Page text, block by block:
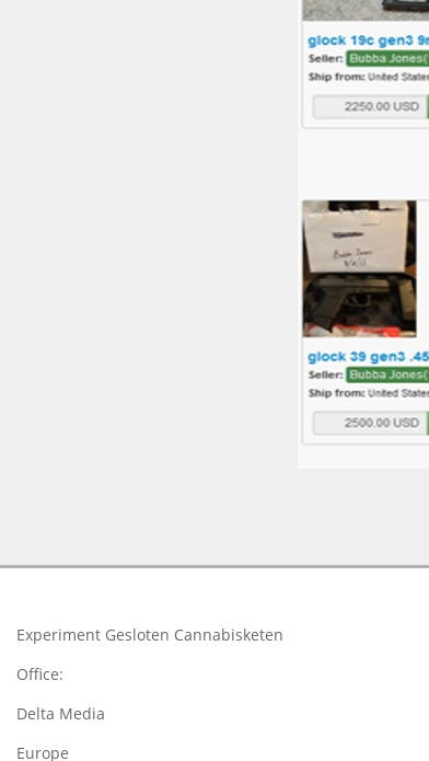
03-
Experiment Gesloten Cannabisketen
Office:
Delta Media
Europe